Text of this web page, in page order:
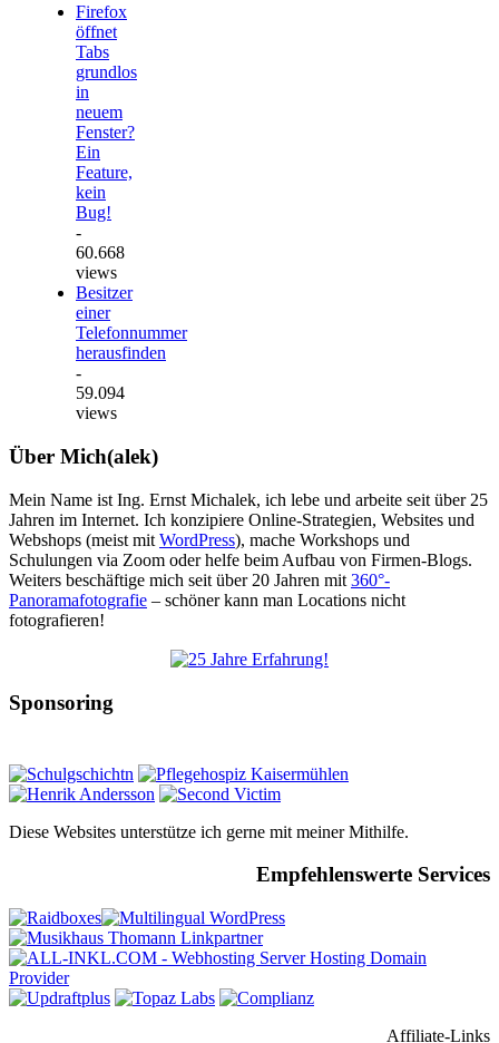
Firefox
öffnet
Tabs
grundlos
in
neuem
Fenster?
Ein
Feature,
kein
Bug!
-
60.668
views
Besitzer
einer
Telefonnummer
herausfinden
-
59.094
views
Über Mich(alek)
Mein Name ist Ing. Ernst Michalek, ich lebe und arbeite seit über 25
Jahren im Internet. Ich konzipiere Online-Strategien, Websites und
Webshops (meist mit WordPress), mache Workshops und
Schulungen via Zoom oder helfe beim Aufbau von Firmen-Blogs.
Weiters beschäftige mich seit über 20 Jahren mit 360°-
Panoramafotografie – schöner kann man Locations nicht
fotografieren!
Sponsoring
Diese Websites unterstütze ich gerne mit meiner Mithilfe.
Empfehlenswerte Services
Affiliate-Links